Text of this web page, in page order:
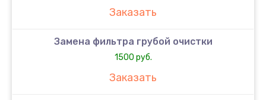
Заказать
Замена фильтра грубой очистки
1500 руб.
Заказать